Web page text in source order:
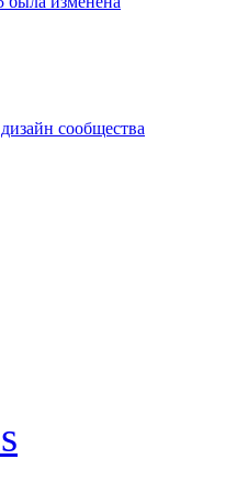
сообщества